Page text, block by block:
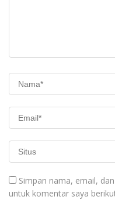
Simpan nama, email,
untuk komentar saya